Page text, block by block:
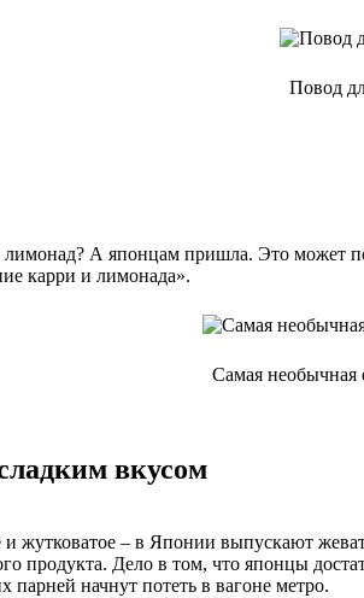
Повод
А японцам пришла. Это может
карри и лимонада».
Самая необычная
вкусом
жутковатое – в Японии выпускают
продукта. Дело в том, что японцы
парней начнут потеть в вагоне метро.